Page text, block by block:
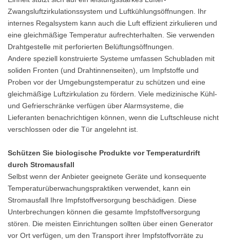
Zwangsluftzirkulationssystem und Luftkühlungsöffnungen. Ihr
internes Regalsystem kann auch die Luft effizient zirkulieren und
eine gleichmäßige Temperatur aufrechterhalten. Sie verwenden
Drahtgestelle mit perforierten Belüftungsöffnungen.
Andere speziell konstruierte Systeme umfassen Schubladen mit
soliden Fronten (und Drahtinnenseiten), um Impfstoffe und
Proben vor der Umgebungstemperatur zu schützen und eine
gleichmäßige Luftzirkulation zu fördern. Viele medizinische Kühl-
und Gefrierschränke verfügen über Alarmsysteme, die
Lieferanten benachrichtigen können, wenn die Luftschleuse nicht
verschlossen oder die Tür angelehnt ist.
Schützen Sie biologische Produkte vor Temperaturdrift
durch Stromausfall
Selbst wenn der Anbieter geeignete Geräte und konsequente
Temperaturüberwachungspraktiken verwendet, kann ein
Stromausfall Ihre Impfstoffversorgung beschädigen. Diese
Unterbrechungen können die gesamte Impfstoffversorgung
stören. Die meisten Einrichtungen sollten über einen Generator
vor Ort verfügen, um den Transport ihrer Impfstoffvorräte zu